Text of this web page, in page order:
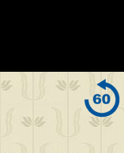
seconds
seconds